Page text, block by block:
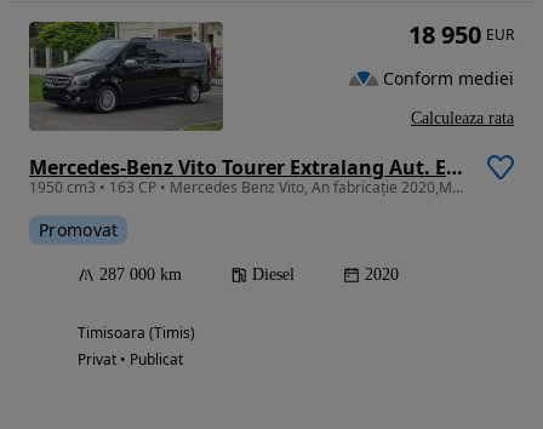
Mercedes-Benz Vito Tourer Extralang Aut. EDITION
1950 cm3 • 163 CP • Mercedes Benz Vito, An fabricație 2020,Mot 2.0 CDI, 8+1 locuri,V Class
Promovat
287 000 km Diesel 2020
Timisoara (Timis)
Privat • Publicat
18 950 EUR
Conform mediei
Calculeaza rata